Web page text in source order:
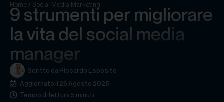
Home/ Social Media Marketing
9 strumenti per migliorare
la vita del social media
manager
Scritto da Riccardo Esposito
Aggiornato il 26 Agosto 2025
Tempo di lettura 5 minuti